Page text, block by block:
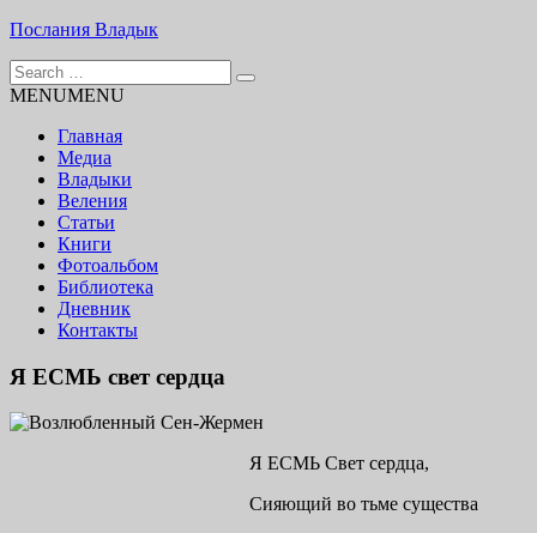
Skip
content
Послания Владык
Основу сайта представляют Послания, или Диктовки,
Search
for:
MENUMENU
Главная
Медиа
Владыки
Веления
Статьи
Книги
Фотоальбом
Библиотека
Дневник
Контакты
Я ЕСМЬ свет сердца
Я ЕСМЬ Свет сердца,
Сияющий во тьме существа